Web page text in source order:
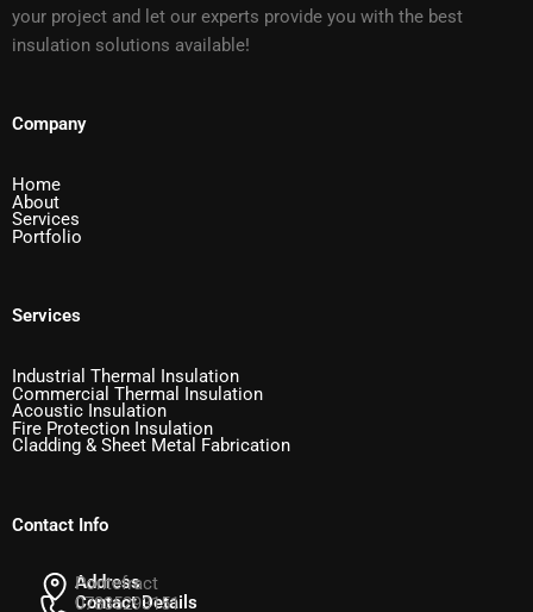
your project and let our experts provide you with the best
insulation solutions available!
Company
Home
About
Services
Portfolio
Services
Industrial Thermal Insulation
Commercial Thermal Insulation
Acoustic Insulation
Fire Protection Insulation
Cladding & Sheet Metal Fabrication
Contact Info
Address
Pontefract
Contact Details
07835293151